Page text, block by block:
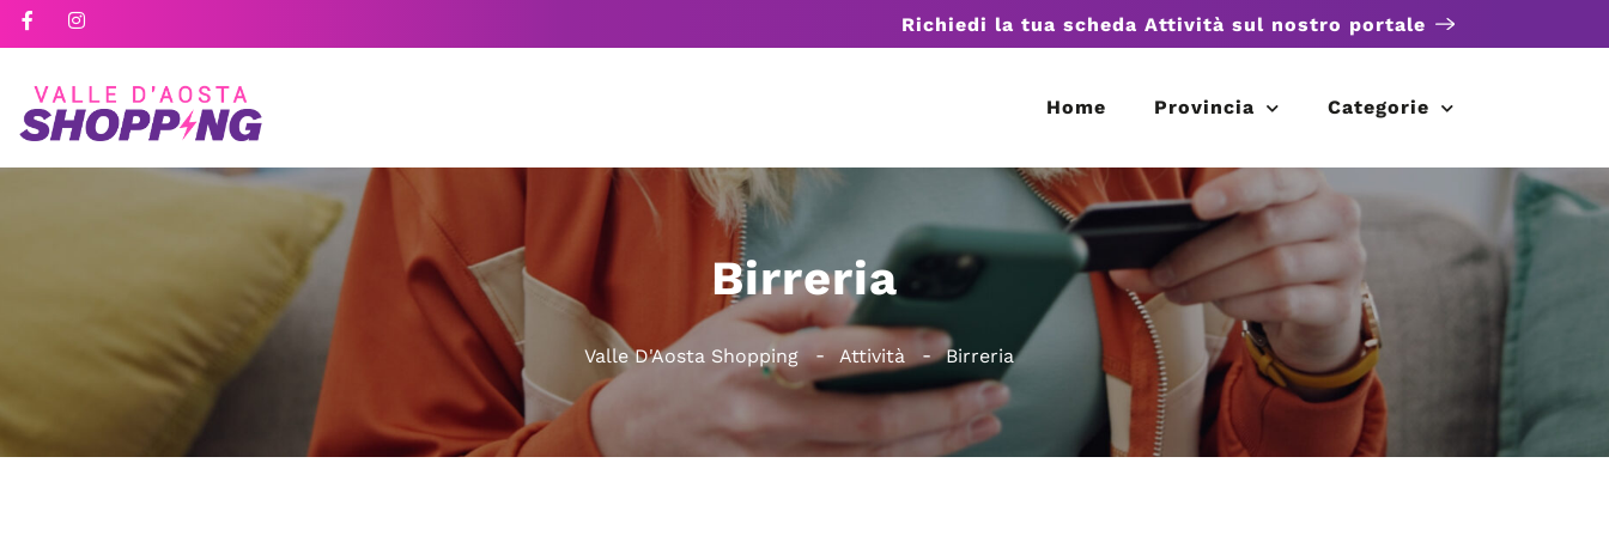
Richiedi la tua scheda Attività sul nostro portale
Home Provincia Categorie
Birreria
Valle D'Aosta Shopping Attività Birreria